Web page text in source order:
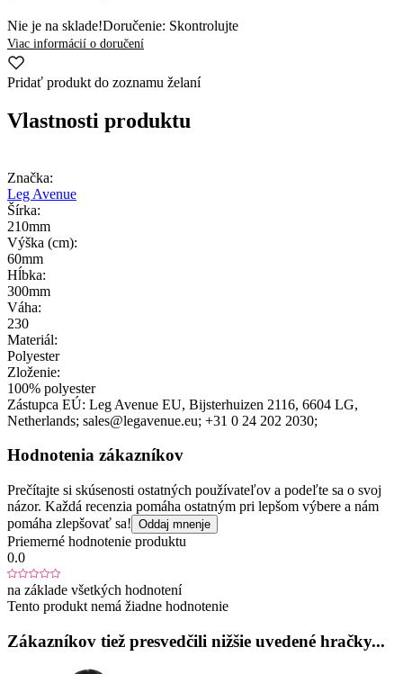
Nie je na sklade!Doručenie: Skontrolujte
Viac informácií o doručení
Pridať produkt do zoznamu želaní
Vlastnosti produktu
Značka:
Leg Avenue
Šírka:
210mm
Výška (cm):
60mm
Hĺbka:
300mm
Váha:
230
Materiál:
Polyester
Zloženie:
100% polyester
Zástupca EÚ: Leg Avenue EU, Bijsterhuizen 2116, 6604 LG,
Netherlands; sales@legavenue.eu; +31 0 24 202 2030;
Hodnotenia zákazníkov
Prečítajte si skúsenosti ostatných používateľov a podeľte sa o svoj
názor. Každá recenzia pomáha ostatným pri lepšom výbere a nám
pomáha zlepšovať sa! Oddaj mnenje
Priemerné hodnotenie produktu
0.0
na základe všetkých hodnotení
Tento produkt nemá žiadne hodnotenie
Zákazníkov tiež presvedčili nižšie uvedené hračky...